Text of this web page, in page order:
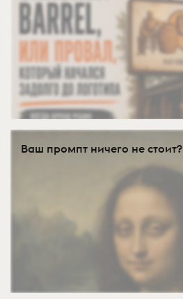
Ваш промпт ничего не стоит?